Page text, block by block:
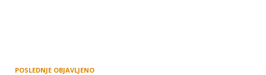
POSLEDNJE OBJAVLJENO